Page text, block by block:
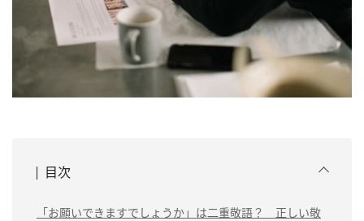
目次
「お願いできますでしょうか」は二重敬語？ 正しい敬